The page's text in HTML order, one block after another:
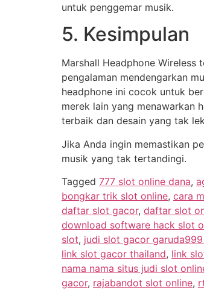
untuk penggemar musik.
5. Kesimpulan
Marshall Headphone
pengalaman mendengarkan
headphone ini cocok untuk
merek lain yang menawarkan
terbaik dan desain yang tak
Jika Anda ingin memastikan
musik yang tak tertandingi.
Tagged 777 slot online dana,
bongkar trik slot online, cara
daftar slot gacor, daftar slot
download software hack slot
slot, judi slot gacor
link slot gacor thailand, link
nama nama situs judi slot
gacor, rajabandot slot online,